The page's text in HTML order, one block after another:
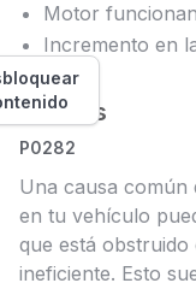
Motor
Incremento en
Causas
P0282
Una causa común
en tu vehículo
que está
ineficiente. Esto